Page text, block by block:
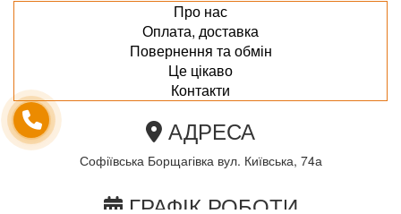
Про нас
Оплата, доставка
Повернення та обмін
Це цікаво
Контакти
АДРЕСА
Софіївська Борщагівка вул. Київська, 74а
ГРАФІК РОБОТИ